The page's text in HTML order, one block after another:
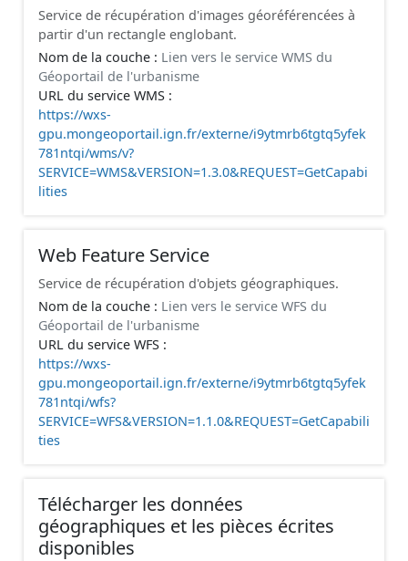
Service de récupération d'images géoréférencées à
partir d'un rectangle englobant.
Nom de la couche : Lien vers le service WMS du
Géoportail de l'urbanisme
URL du service WMS :
https://wxs-
gpu.mongeoportail.ign.fr/externe/i9ytmrb6tgtq5yfek
781ntqi/wms/v?
SERVICE=WMS&VERSION=1.3.0&REQUEST=GetCapabi
lities
Web Feature Service
Service de récupération d'objets géographiques.
Nom de la couche : Lien vers le service WFS du
Géoportail de l'urbanisme
URL du service WFS :
https://wxs-
gpu.mongeoportail.ign.fr/externe/i9ytmrb6tgtq5yfek
781ntqi/wfs?
SERVICE=WFS&VERSION=1.1.0&REQUEST=GetCapabili
ties
Télécharger les données
géographiques et les pièces écrites
disponibles